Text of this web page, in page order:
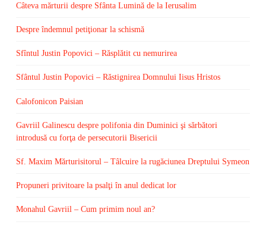
Câteva mărturii despre Sfânta Lumină de la Ierusalim
Despre îndemnul petiţionar la schismă
Sfîntul Justin Popovici – Răsplătit cu nemurirea
Sfântul Justin Popovici – Răstignirea Domnului Iisus Hristos
Calofonicon Paisian
Gavriil Galinescu despre polifonia din Duminici şi sărbători
introdusă cu forţa de persecutorii Bisericii
Sf. Maxim Mărturisitorul – Tâlcuire la rugăciunea Dreptului Symeon
Propuneri privitoare la psalţi în anul dedicat lor
Monahul Gavriil – Cum primim noul an?